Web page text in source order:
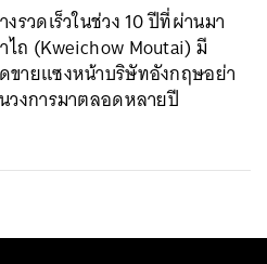
รวดเร็วในช่วง 10 ปีที่ผ่านมา
ไถ (Kweichow Moutai) มี
ายแซงหน้าบริษัทอังกฤษอย่า
วงการมาตลอดหลายปี